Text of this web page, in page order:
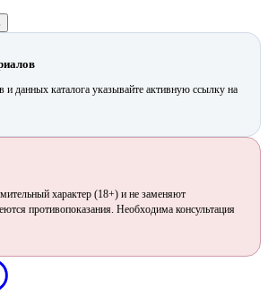
и данных каталога указывайте активную ссылку на
характер (18+) и не заменяют
противопоказания. Необходима консультация